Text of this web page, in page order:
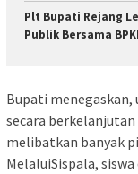
Plt Bupati Rejang
Publik Bersama
Bupati
secara
melibatkan banyak
MelaluiSispala,